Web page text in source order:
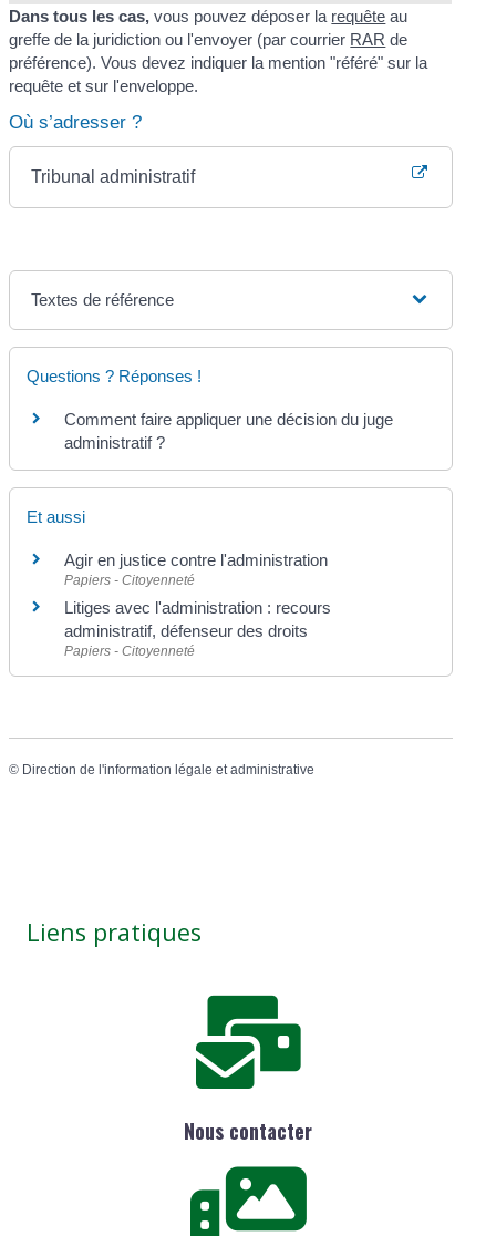
Dans tous les cas, vous pouvez déposer la requête au
greffe de la juridiction ou l'envoyer (par courrier RAR de
préférence). Vous devez indiquer la mention "référé" sur la
requête et sur l'enveloppe.
Où s’adresser ?
Tribunal administratif
Textes de référence
Questions ? Réponses !
Comment faire appliquer une décision du juge
administratif ?
Et aussi
Agir en justice contre l'administration
Papiers - Citoyenneté
Litiges avec l'administration : recours
administratif, défenseur des droits
Papiers - Citoyenneté
© Direction de l'information légale et administrative
Liens pratiques
Nous contacter